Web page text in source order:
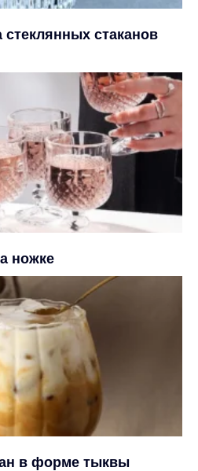
стаканов
ножке
в форме тыквы